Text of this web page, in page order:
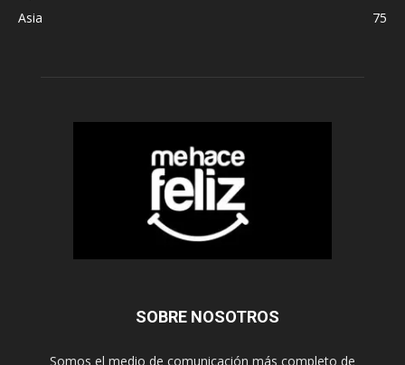
Asia
75
SOBRE NOSOTROS
Somos el medio de comunicación más completo de